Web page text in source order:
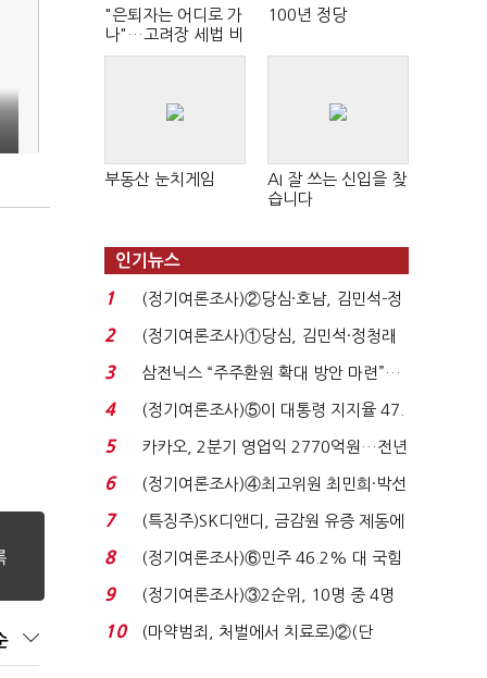
"은퇴자는 어디로 가
나"…고려장 세법 비
판 확산
100년 정당
부동산 눈치게임
AI 잘 쓰는 신입을 찾
습니다
인기뉴스
1
(정기여론조사)②당심·호남, 김민석-정
청래 '초접전'...
2
(정기여론조사)①당심, 김민석·정청래
'초접전'…대통령 ...
3
삼전닉스 “주주환원 확대 방안 마련”…
로이터에 성명...
4
(정기여론조사)⑤이 대통령 지지율 47.
7%…일주일 만에 ...
5
카카오, 2분기 영업익 2770억원…전년
비 36% 증가...
6
(정기여론조사)④최고위원 최민희·박선
원 '양강'…서미...
7
(특징주)SK디앤디, 금감원 유증 제동에
장 초반 상한가...
8
(정기여론조사)⑥민주 46.2% 대 국힘
31.0%…오차범위 밖 ...
9
(정기여론조사)③2순위, 10명 중 4명
'송영길'…정청래 '한 ...
10
(마약범죄, 처벌에서 치료로)②(단